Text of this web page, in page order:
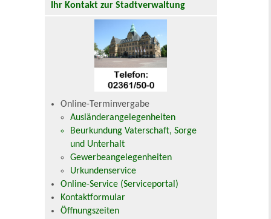
Ihr Kontakt zur Stadtverwaltung
Online-Terminvergabe
Ausländerangelegenheiten
Beurkundung Vaterschaft, Sorge
und Unterhalt
Gewerbeangelegenheiten
Urkundenservice
Online-Service (Serviceportal)
Kontaktformular
Öffnungszeiten